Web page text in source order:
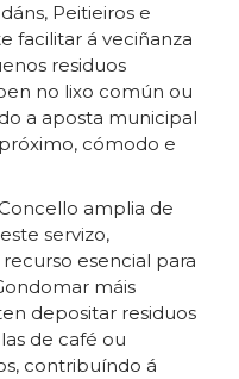
Peitieiros e
facilitar á veciñanza
residuos
no lixo común ou
a aposta municipal
cómodo e
amplia de
servizo,
esencial para
máis
depositar residuos
de café ou
contribuíndo á